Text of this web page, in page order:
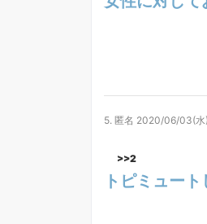
5. 匿名 2020/06/03(水
>>2
トピミュート